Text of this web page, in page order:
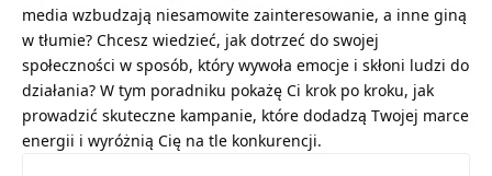
media wzbudzają niesamowite zainteresowanie, a inne giną
w tłumie? Chcesz wiedzieć, jak dotrzeć do swojej
społeczności w sposób, który wywoła emocje i skłoni ludzi do
działania? W tym poradniku pokażę Ci krok po kroku, jak
prowadzić skuteczne kampanie, które dodadzą Twojej marce
energii i wyróżnią Cię na tle konkurencji.